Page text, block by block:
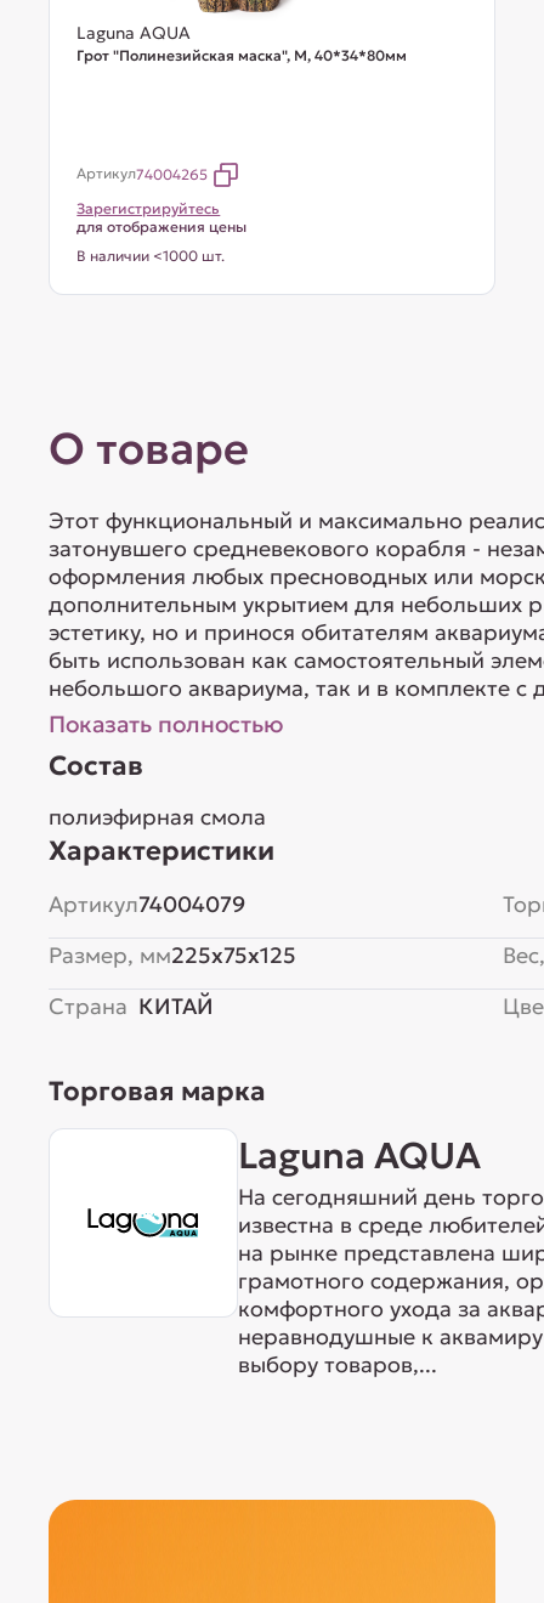
Laguna AQUA
Грот "Полинезийская маска", M, 40*34*80мм
Артикул74004265
Зарегистрируйтесь
для отображения цены
В наличии <1000 шт.
О товаре
Этот функциональный и максимально
затонувшего средневекового корабля -
оформления любых пресноводных или
дополнительным укрытием для небольших
эстетику, но и принося обитателям
быть использован как самостоятельный
небольшого аквариума, так и в комплекте с
Показать полностью
Состав
полиэфирная смола
Характеристики
Артикул74004079
Размер, мм225x75x125
Страна КИТАЙ
Торговая марка
Laguna AQUA
На сегодняшний день
известна в среде
на рынке представлена
грамотного содержания,
комфортного ухода за
неравнодушные к
выбору товаров,...